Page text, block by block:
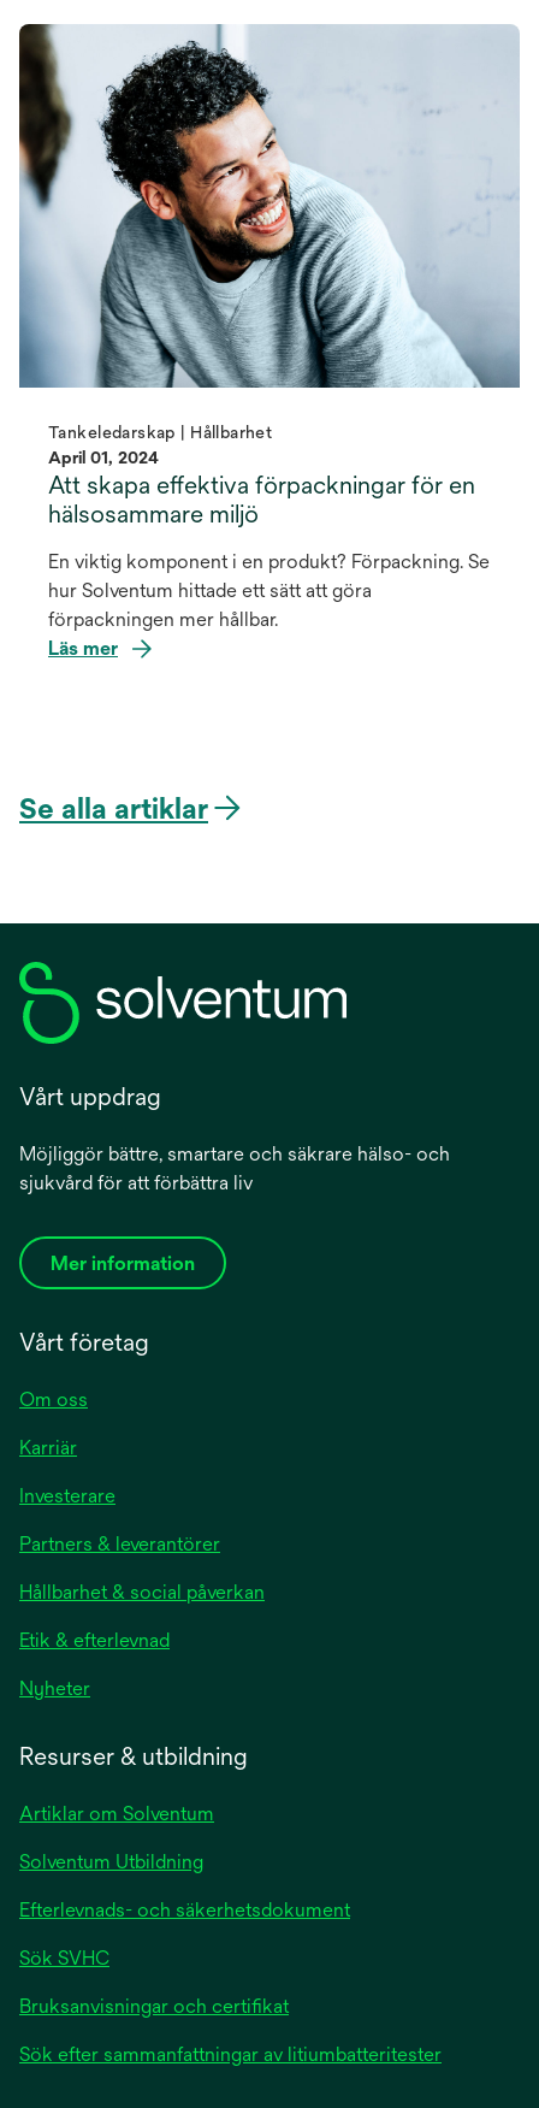
Tankeledarskap | Hållbarhet
April 01, 2024
Att skapa effektiva förpackningar för en
hälsosammare miljö
En viktig komponent i en produkt? Förpackning. Se
hur Solventum hittade ett sätt att göra
förpackningen mer hållbar.
Läs mer
Se alla artiklar
Vårt uppdrag
Möjliggör bättre, smartare och säkrare hälso- och
sjukvård för att förbättra liv
Mer information
Vårt företag
Om oss
Karriär
Investerare
Partners & leverantörer
Hållbarhet & social påverkan
Etik & efterlevnad
Nyheter
Resurser & utbildning
Artiklar om Solventum
Solventum Utbildning
Efterlevnads- och säkerhetsdokument
Sök SVHC
Bruksanvisningar och certifikat
Sök efter sammanfattningar av litiumbatteritester